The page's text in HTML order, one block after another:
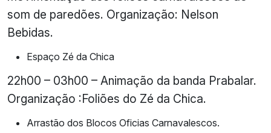
som de paredões. Organização: Nelson
Bebidas.
Espaço Zé da Chica
22h00 – 03h00 – Animação da banda Prabalar.
Organização :Foliões do Zé da Chica.
Arrastão dos Blocos Oficias Carnavalescos.